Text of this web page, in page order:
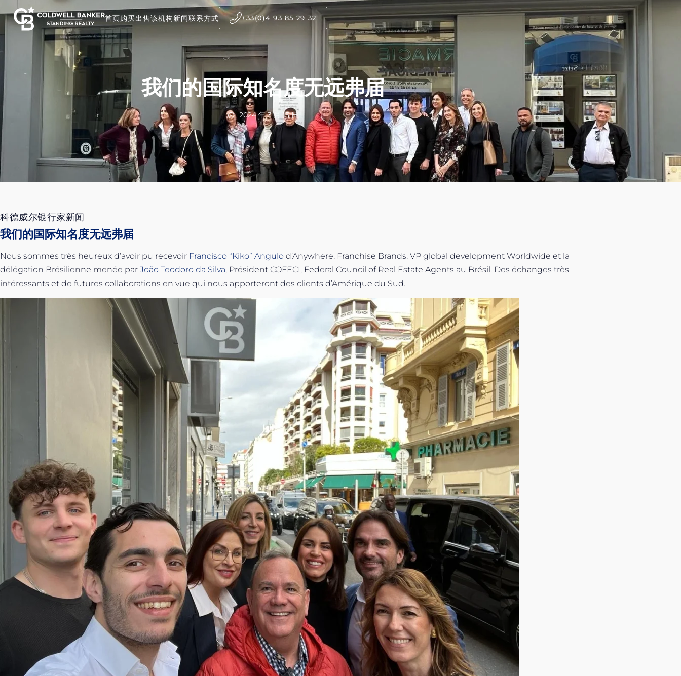
首页购买出售该机构新闻联系方式 +33(0)4 93 85 29 32
我们的国际知名度无远弗届
2024 年 3 月 15 日
科德威尔银行家新闻
我们的国际知名度无远弗届
Nous sommes très heureux d’avoir pu recevoir Francisco “Kiko” Angulo d’Anywhere, Franchise Brands, VP global development Worldwide et la
délégation Brésilienne menée par João Teodoro da Silva, Président COFECI, Federal Council of Real Estate Agents au Brésil. Des échanges très
intéressants et de futures collaborations en vue qui nous apporteront des clients d’Amérique du Sud.